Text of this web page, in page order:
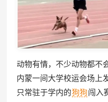
动物有情，不少动物都不
内蒙一间大学校运会场上
只常驻于学内的狗狗闯入